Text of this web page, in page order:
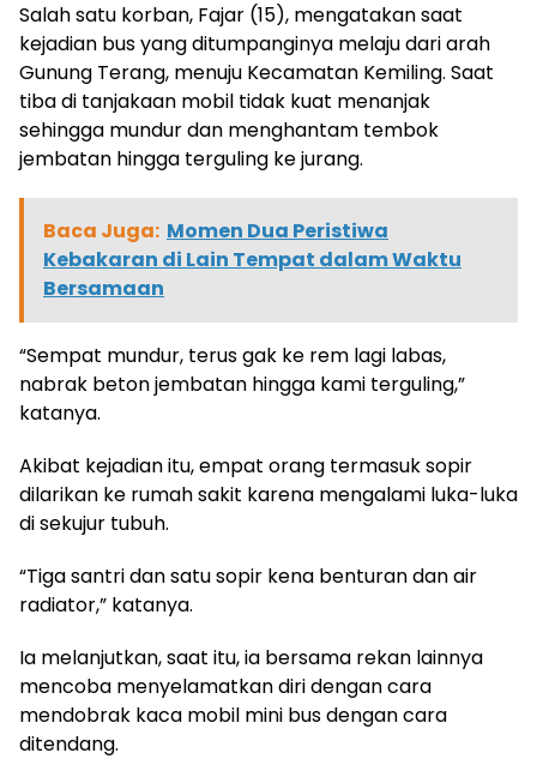
Salah satu korban, Fajar (15), mengatakan saat
kejadian bus yang ditumpanginya melaju dari arah
Gunung Terang, menuju Kecamatan Kemiling. Saat
tiba di tanjakaan mobil tidak kuat menanjak
sehingga mundur dan menghantam tembok
jembatan hingga terguling ke jurang.
Baca Juga: Momen Dua Peristiwa
Kebakaran di Lain Tempat dalam Waktu
Bersamaan
“Sempat mundur, terus gak ke rem lagi labas,
nabrak beton jembatan hingga kami terguling,”
katanya.
Akibat kejadian itu, empat orang termasuk sopir
dilarikan ke rumah sakit karena mengalami luka-luka
di sekujur tubuh.
“Tiga santri dan satu sopir kena benturan dan air
radiator,” katanya.
Ia melanjutkan, saat itu, ia bersama rekan lainnya
mencoba menyelamatkan diri dengan cara
mendobrak kaca mobil mini bus dengan cara
ditendang.